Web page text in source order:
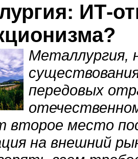
ИТ-
Металлургия,
передовых
второе место
на внешний